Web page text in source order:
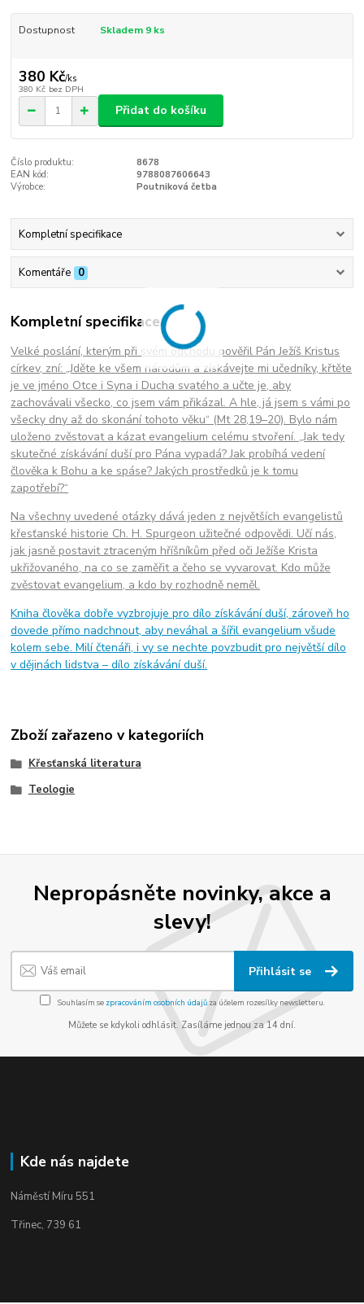
Dostupnost Skladem 9 ks
380 Kč/ks
380 Kč bez DPH
Přidat do košíku
Číslo produktu:
8678
EAN kód:
9788087606643
Výrobce:
Poutniková četba
Kompletní specifikace
Komentáře 0
Kompletní specifikace
Velké poslání, kterým při svém odchodu pověřil Pán Ježíš Kristus
církev, zní: „Jděte ke všem národům a získávejte mi učedníky, křtěte
je ve jméno Otce i Syna i Ducha svatého a učte je, aby
zachovávali všecko, co jsem vám přikázal. A hle, já jsem s vámi po
všecky dny až do skonání tohoto věku“ (Mt 28,19–20). Bylo nám
uloženo zvěstovat a kázat evangelium celému stvoření. „Jak tedy
skutečné získávání duší pro Pána vypadá? Jak probíhá vedení
člověka k Bohu a ke spáse? Jakých prostředků je k tomu
zapotřebí?“
Na všechny uvedené otázky dává jeden z největších evangelistů
křesťanské historie Ch. H. Spurgeon užitečné odpovědi. Učí nás,
jak jasně postavit ztraceným hříšníkům před oči Ježíše Krista
ukřižovaného, na co se zaměřit a čeho se vyvarovat. Kdo může
zvěstovat evangelium, a kdo by rozhodně neměl.
Kniha člověka dobře vyzbrojuje pro dílo získávání duší, zároveň ho
dovede přímo nadchnout, aby neváhal a šířil evangelium všude
kolem sebe. Milí čtenáři, i vy se nechte povzbudit pro největší dílo
v dějinách lidstva – dílo získávání duší.
Zboží zařazeno v kategoriích
Křesťanská literatura
Teologie
Nepropásněte novinky, akce a
slevy!
Přihlásit se
Souhlasím se zpracováním osobních údajůza účelem rozesílky newsletteru.
Můžete se kdykoli odhlásit. Zasíláme jednou za 14 dní.
Kde nás najdete
Náměstí Míru 551
Třinec, 739 61